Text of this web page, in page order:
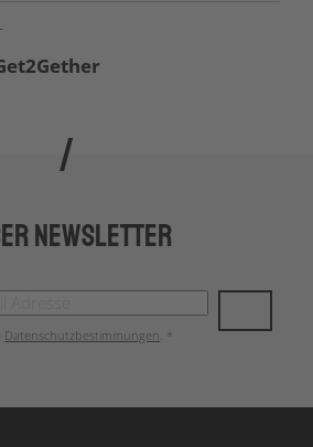
Newsletter
Datenschutzbestimmungen. *